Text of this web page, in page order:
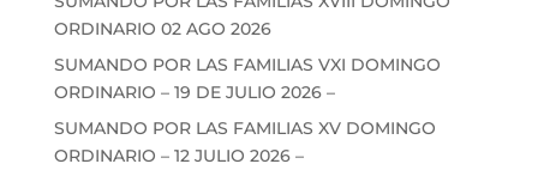
ORDINARIO 02 AGO 2026
SUMANDO POR LAS FAMILIAS VXI DOMINGO
ORDINARIO – 19 DE JULIO 2026 –
SUMANDO POR LAS FAMILIAS XV DOMINGO
ORDINARIO – 12 JULIO 2026 –